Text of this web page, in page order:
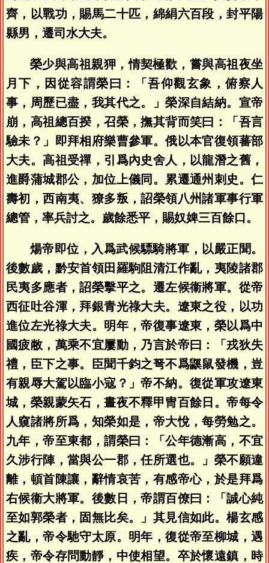
齊，以戰功，賜馬二十匹，綿絹六百段，封平陽
縣男，遷司水大夫。
榮少與高祖親狎，情契極歡，嘗與高祖夜坐
月下，因從容謂榮曰：「吾仰觀玄象，俯察人
事，周歷已盡，我其代之。」榮深自結納。宣帝
崩，高祖總百揆，召榮，撫其背而笑曰：「吾言
驗未？」即拜相府樂曹參軍。俄以本官復領蕃部
大夫。高祖受禪，引爲內史舍人，以龍潛之舊，
進爵蒲城郡公，加位上儀同。累遷通州刺史。仁
壽初，西南夷、獠多叛，詔榮領八州諸軍事行軍
總管，率兵討之。歲餘悉平，賜奴婢三百餘口。
煬帝即位，入爲武候驃騎將軍，以嚴正聞。
後數歲，黔安首領田羅駒阻清江作亂，夷陵諸郡
民夷多應者，詔榮擊平之。遷左候衞將軍。從帝
西征吐谷渾，拜銀青光祿大夫。遼東之役，以功
進位左光祿大夫。明年，帝復事遼東，榮以爲中
國疲敝，萬乘不宜屢動，乃言於帝曰：「戎狄失
禮，臣下之事。臣聞千鈞之弩不爲鼷鼠發機，豈
有親辱大駕以臨小寇？」帝不納。復從軍攻遼東
城，榮親蒙矢石，晝夜不釋甲冑百餘日。帝每令
人窺諸將所爲，知榮如是，帝大悅，每勞勉之。
九年，帝至東都，謂榮曰：「公年德漸高，不宜
久涉行陣，當與公一郡，任所選也。」榮不願違
離，頓首陳讓，辭情哀苦，有感帝心，於是拜爲
右候衞大將軍。後數日，帝謂百僚曰：「誠心純
至如郭榮者，固無比矣。」其見信如此。楊玄感
之亂，帝令馳守太原。明年，復從帝至柳城，遇
疾，帝令存問動靜，中使相望。卒於懷遠鎮，時